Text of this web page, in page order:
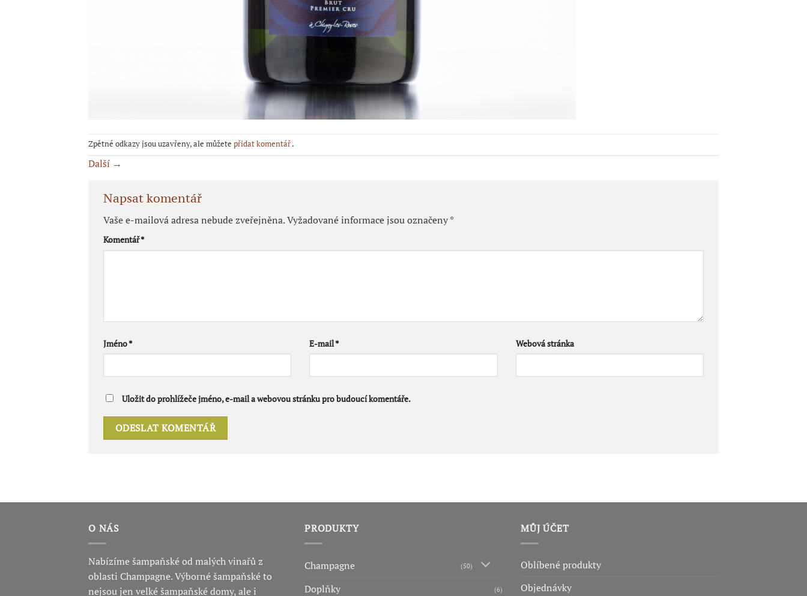
Zpětné odkazy jsou uzavřeny, ale můžete přidat komentář.
Další →
Napsat komentář
Vaše e-mailová adresa nebude zveřejněna.Vyžadované informace jsou označeny*
Komentář*
Jméno* E-mail* Webová stránka
Uložit do prohlížeče jméno, e-mail a webovou stránku pro budoucí komentáře.
O NÁS
Nabízíme šampaňské od malých vinařů z
oblasti Champagne. Výborné šampaňské to
nejsou jen velké šampaňské domy, ale i
PRODUKTY
Champagne (50)
Doplňky (6)
MŮJ ÚČET
Oblíbené produkty
Objednávky